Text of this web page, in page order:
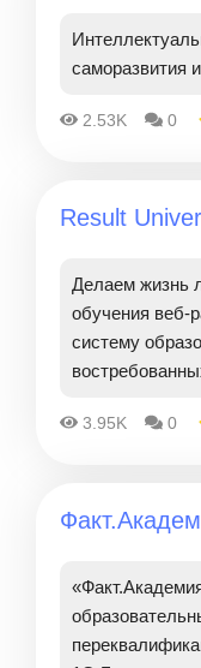
саморазвития
2.53K 0
Result
Делаем жизнь
обучения веб-
систему
3.95K 0